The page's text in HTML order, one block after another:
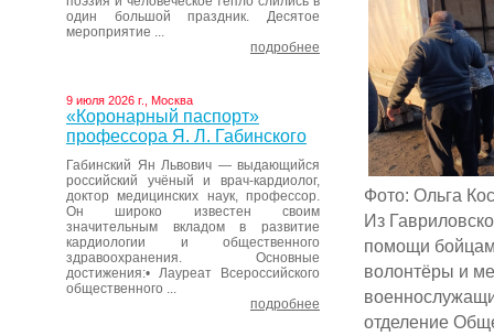
один большой праздник. Десятое
мероприятие ...
подробнее
9 июля 2026 г., Москва
«Коронарный паспорт»
профессора Я. Л. Габинского
Габинский Ян Львович — выдающийся
российский учёный и врач-кардиолог,
доктор медицинских наук, профессор.
Он широко известен своим
значительным вкладом в развитие
кардиологии и общественного
здравоохранения. Основные
достижения:• Лауреат Всероссийского
общественного ...
подробнее
Фото: Ольга
Из
помощи
волонтёры и
отделение